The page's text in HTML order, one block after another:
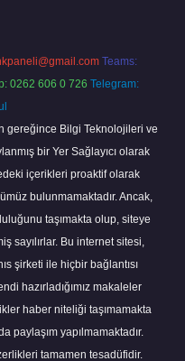
Teams:
0262 606 0 726 Telegram:
gereğince Bilgi Teknolojileri ve
bir Yer Sağlayıcı olarak
içerikleri proaktif olarak
bulunmamaktadır. Ancak,
taşımakta olup, siteye
sayılırlar. Bu internet sitesi,
şirketi ile hiçbir bağlantısı
hazırladığımız makaleler
haber niteliği taşımamakta
paylaşım yapılmamaktadır.
tamamen tesadüfidir.